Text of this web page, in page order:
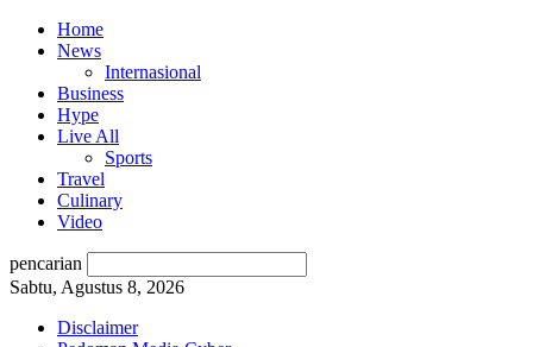
Home
News
Internasional
Business
Hype
Live All
Sports
Travel
Culinary
Video
pencarian
Sabtu, Agustus 8, 2026
Disclaimer